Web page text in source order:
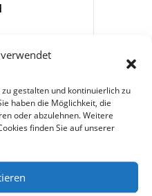
gestalten und kontinuierlich zu
haben die Möglichkeit, die
oder abzulehnen. Weitere
finden Sie auf unserer